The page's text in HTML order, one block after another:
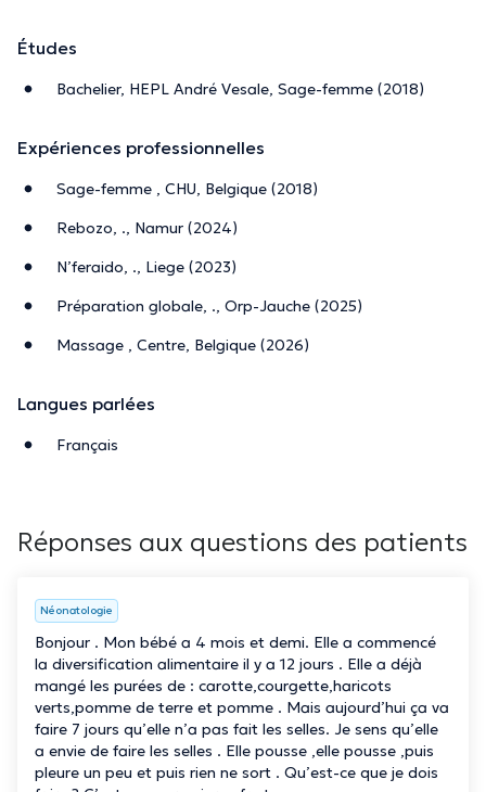
Études
Bachelier, HEPL André Vesale, Sage-femme (2018)
Expériences professionnelles
Sage-femme , CHU, Belgique (2018)
Rebozo, ., Namur (2024)
N’feraido, ., Liege (2023)
Préparation globale, ., Orp-Jauche (2025)
Massage , Centre, Belgique (2026)
Langues parlées
Français
Réponses aux questions des patients
Néonatologie
Bonjour . Mon bébé a 4 mois et demi. Elle a commencé
la diversification alimentaire il y a 12 jours . Elle a déjà
mangé les purées de : carotte,courgette,haricots
verts,pomme de terre et pomme . Mais aujourd’hui ça va
faire 7 jours qu’elle n’a pas fait les selles. Je sens qu’elle
a envie de faire les selles . Elle pousse ,elle pousse ,puis
pleure un peu et puis rien ne sort . Qu’est-ce que je dois